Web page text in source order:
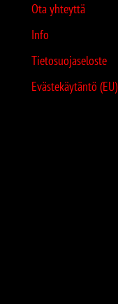
Ota yhteyttä
Info
Tietosuojaseloste
Evästekäytäntö (EU)